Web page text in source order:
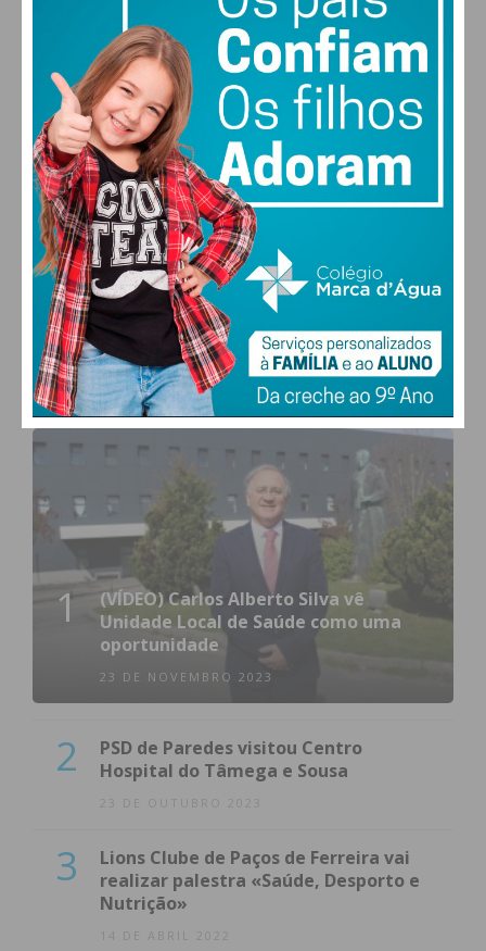
27,0k
Fans
0
Followers
1,2k
Subscribers
0
Followers
577
Readers
MAIS POPULARES
1
(VÍDEO) Carlos Alberto Silva vê
Unidade Local de Saúde como uma
oportunidade
23 DE NOVEMBRO 2023
2
PSD de Paredes visitou Centro
Hospital do Tâmega e Sousa
23 DE OUTUBRO 2023
3
Lions Clube de Paços de Ferreira vai
realizar palestra «Saúde, Desporto e
Nutrição»
14 DE ABRIL 2022